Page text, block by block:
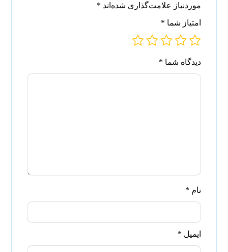
موردنیاز علامت‌گذاری شده‌اند *
امتیاز شما *
دیدگاه شما *
نام *
ایمیل *